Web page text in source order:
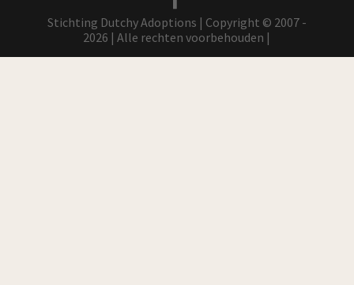
Stichting Dutchy Adoptions | Copyright © 2007 -
2026 | Alle rechten voorbehouden |